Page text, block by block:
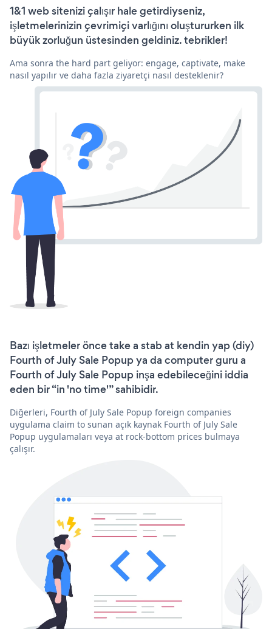
1&1 web sitenizi çalışır hale getirdiyseniz,
işletmelerinizin çevrimiçi varlığını oluştururken ilk
büyük zorluğun üstesinden geldiniz. tebrikler!
Ama sonra the hard part geliyor: engage, captivate, make
nasıl yapılır ve daha fazla ziyaretçi nasıl desteklenir?
Bazı işletmeler önce take a stab at kendin yap (diy)
Fourth of July Sale Popup ya da computer guru a
Fourth of July Sale Popup inşa edebileceğini iddia
eden bir “in 'no time'” sahibidir.
Diğerleri, Fourth of July Sale Popup foreign companies
uygulama claim to sunan açık kaynak Fourth of July Sale
Popup uygulamaları veya at rock-bottom prices bulmaya
çalışır.